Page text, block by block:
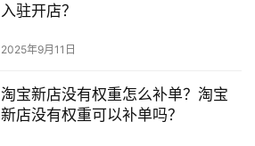
入驻开店？
2025年9月11日
淘宝新店没有权重怎么补单？淘宝
新店没有权重可以补单吗？